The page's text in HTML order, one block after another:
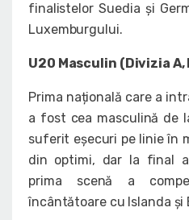
finalistelor Suedia și
Luxemburgului.
U20 Masculin (Divizia
Prima națională care a
a fost cea masculină de
suferit eșecuri pe linie în
din optimi, dar la final
prima scenă a
încântătoare cu Islanda și